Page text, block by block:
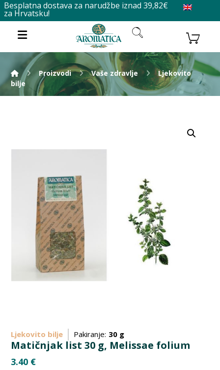
Besplatna dostava za narudžbe iznad 39,82€
za Hrvatsku!
Proizvodi Vaše zdravlje
Ljekovito
bilje
Ljekovito bilje Pakiranje: 30 g
Matičnjak list 30 g, Melissae folium
3.40 €